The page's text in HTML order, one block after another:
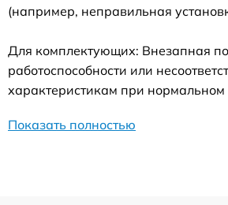
(например, неправильная
Для комплектующих: Внезапная
работоспособности или
характеристикам при нормальном
Показать полностью